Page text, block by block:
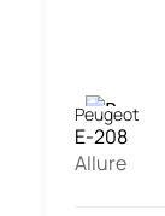
Peugeot
E-208
Allure